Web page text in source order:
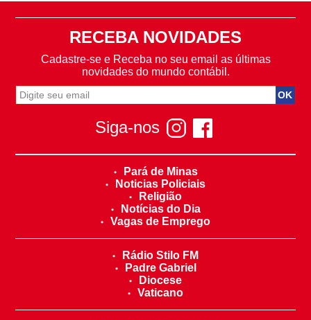
RECEBA NOVIDADES
Cadastre-se e Receba no seu email as últimas
novidades do mundo contábil.
Siga-nos
Pará de Minas
Noticias Policiais
Religião
Notícias do Dia
Vagas de Emprego
Rádio Stilo FM
Padre Gabriel
Diocese
Vaticano